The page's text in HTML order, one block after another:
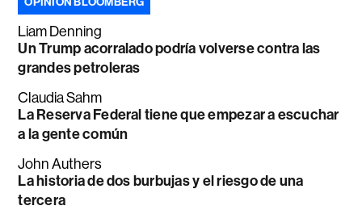
Liam Denning
Un Trump acorralado podría volverse contra las
grandes petroleras
Claudia Sahm
La Reserva Federal tiene que empezar a escuchar
a la gente común
John Authers
La historia de dos burbujas y el riesgo de una
tercera